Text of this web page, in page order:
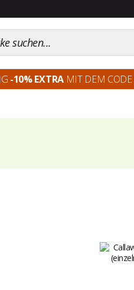
-10% EXTRAMIT DEM CODE